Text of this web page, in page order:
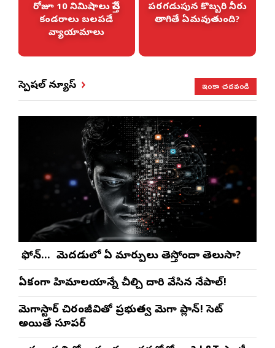
రోజూ 10 నిమిషాలు చేస్తే
కండరాలు బలపడే
వ్యాయామాలు
పరగడుపున కొబ్బరి నీరు
తాగితే ఏమవుతుంది?
స్పెషల్ న్యూస్ ఇంకా చదవండి
మీ ఫోన్… మీ మెదడులో ఏ మార్పులు తెస్తోందా తెలుసా?
ఏకంగా హిమాలయాన్నే చీల్చి దారి వేసిన నేపాల్!
మెగాస్టార్ చిరంజీవితో ప్రభుత్వ మెగా ప్లాన్! సెట్
అయితే సూపర్